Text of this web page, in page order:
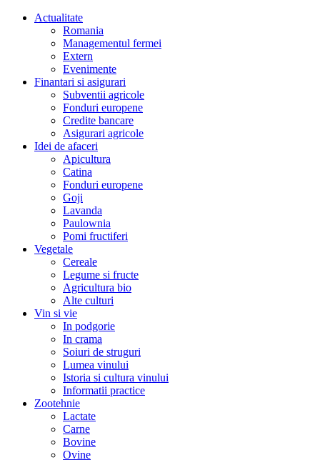
Actualitate
Romania
Managementul fermei
Extern
Evenimente
Finantari si asigurari
Subventii agricole
Fonduri europene
Credite bancare
Asigurari agricole
Idei de afaceri
Apicultura
Catina
Fonduri europene
Goji
Lavanda
Paulownia
Pomi fructiferi
Vegetale
Cereale
Legume si fructe
Agricultura bio
Alte culturi
Vin si vie
In podgorie
In crama
Soiuri de struguri
Lumea vinului
Istoria si cultura vinului
Informatii practice
Zootehnie
Lactate
Carne
Bovine
Ovine